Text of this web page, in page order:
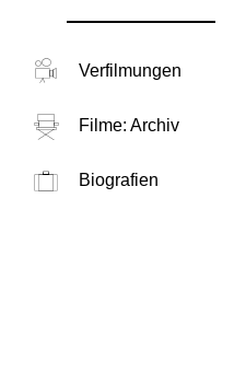
Verfilmungen
Filme: Archiv
Biografien